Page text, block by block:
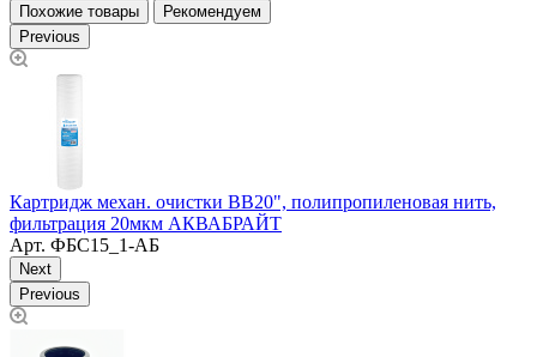
Похожие товары
Рекомендуем
Previous
Картридж механ. очистки BB20", полипропиленовая нить,
фильтрация 20мкм АКВАБРАЙТ
Арт. ФБС15_1-АБ
Next
Previous